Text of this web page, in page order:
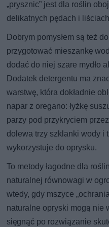
„prysznic” jest dla roślin
delikatnych pędach i
Dobrym pomysłem są też
przygotować mieszankę
dodać do niej szare mydło
Dodatek detergentu ma
warstwę, która dokładnie
napar z oregano: łyżkę
parzy pod przykryciem
dolewa trzy szklanki wody i
wykorzystuje do oprysku.
To metody łagodne dla
naturalnej równowagi w
wtedy, gdy mszyce
naturalne opryski mogą nie
sięgnąć po rozwiązanie